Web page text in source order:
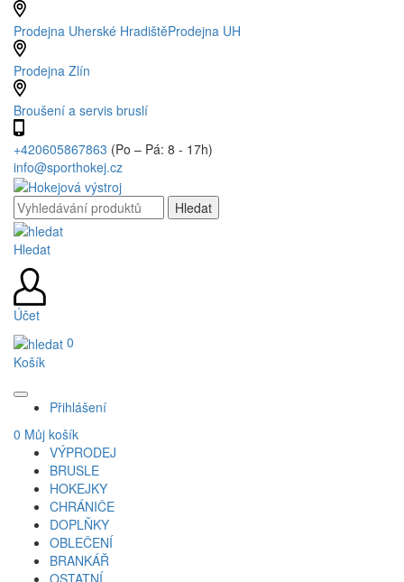
Prodejna Uherské HradištěProdejna UH
Prodejna Zlín
Broušení a servis bruslí
+420605867863 (Po – Pá: 8 - 17h)
info@sporthokej.cz
Hledat
Účet
0
Košík
Přihlášení
0 Můj košík
VÝPRODEJ
BRUSLE
HOKEJKY
CHRÁNIČE
DOPLŇKY
OBLEČENÍ
BRANKÁŘ
OSTATNÍ